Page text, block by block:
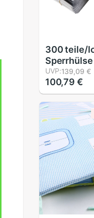
300 teile/
Identität
Lastschrift
würde
UVP:139,09 €
100,79 €